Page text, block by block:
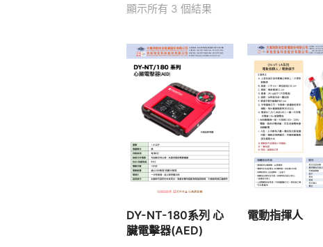
顯示所有 3 個結果
查看內容
DY-NT-180系列 心
臟電擊器(AED)
查看內容
電動指揮人